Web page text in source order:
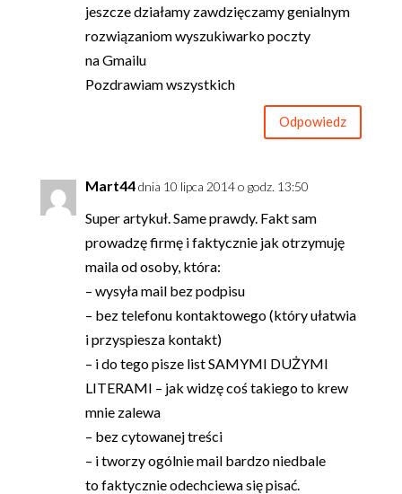
jeszcze działamy zawdzięczamy genialnym
rozwiązaniom wyszukiwarko poczty
na Gmailu
Pozdrawiam wszystkich
Odpowiedz
Mart44dnia 10 lipca 2014 o godz. 13:50
Super artykuł. Same prawdy. Fakt sam
prowadzę firmę i faktycznie jak otrzymuję
maila od osoby, która:
– wysyła mail bez podpisu
– bez telefonu kontaktowego (który ułatwia
i przyspiesza kontakt)
– i do tego pisze list SAMYMI DUŻYMI
LITERAMI – jak widzę coś takiego to krew
mnie zalewa
– bez cytowanej treści
– i tworzy ogólnie mail bardzo niedbale
to faktycznie odechciewa się pisać.